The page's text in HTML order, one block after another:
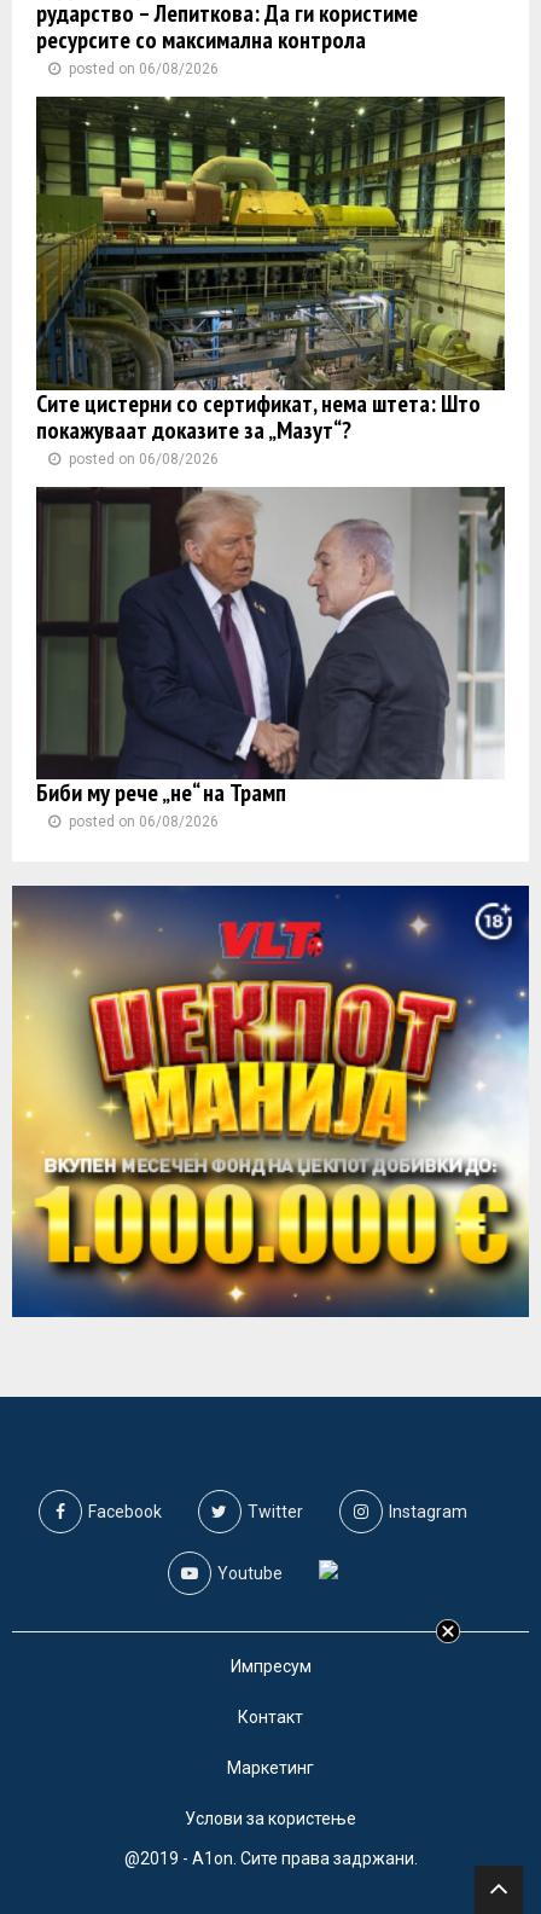
рударство – Лепиткова: Да ги користиме
ресурсите со максимална контрола
posted on 06/08/2026
Сите цистерни со сертификат, нема штета: Што
покажуваат доказите за „Мазут“?
posted on 06/08/2026
Биби му рече „не“ на Трамп
posted on 06/08/2026
Facebook Twitter Instagram
Youtube
Импресум
Контакт
Маркетинг
Услови за користење
@2019 - A1on. Сите права задржани.